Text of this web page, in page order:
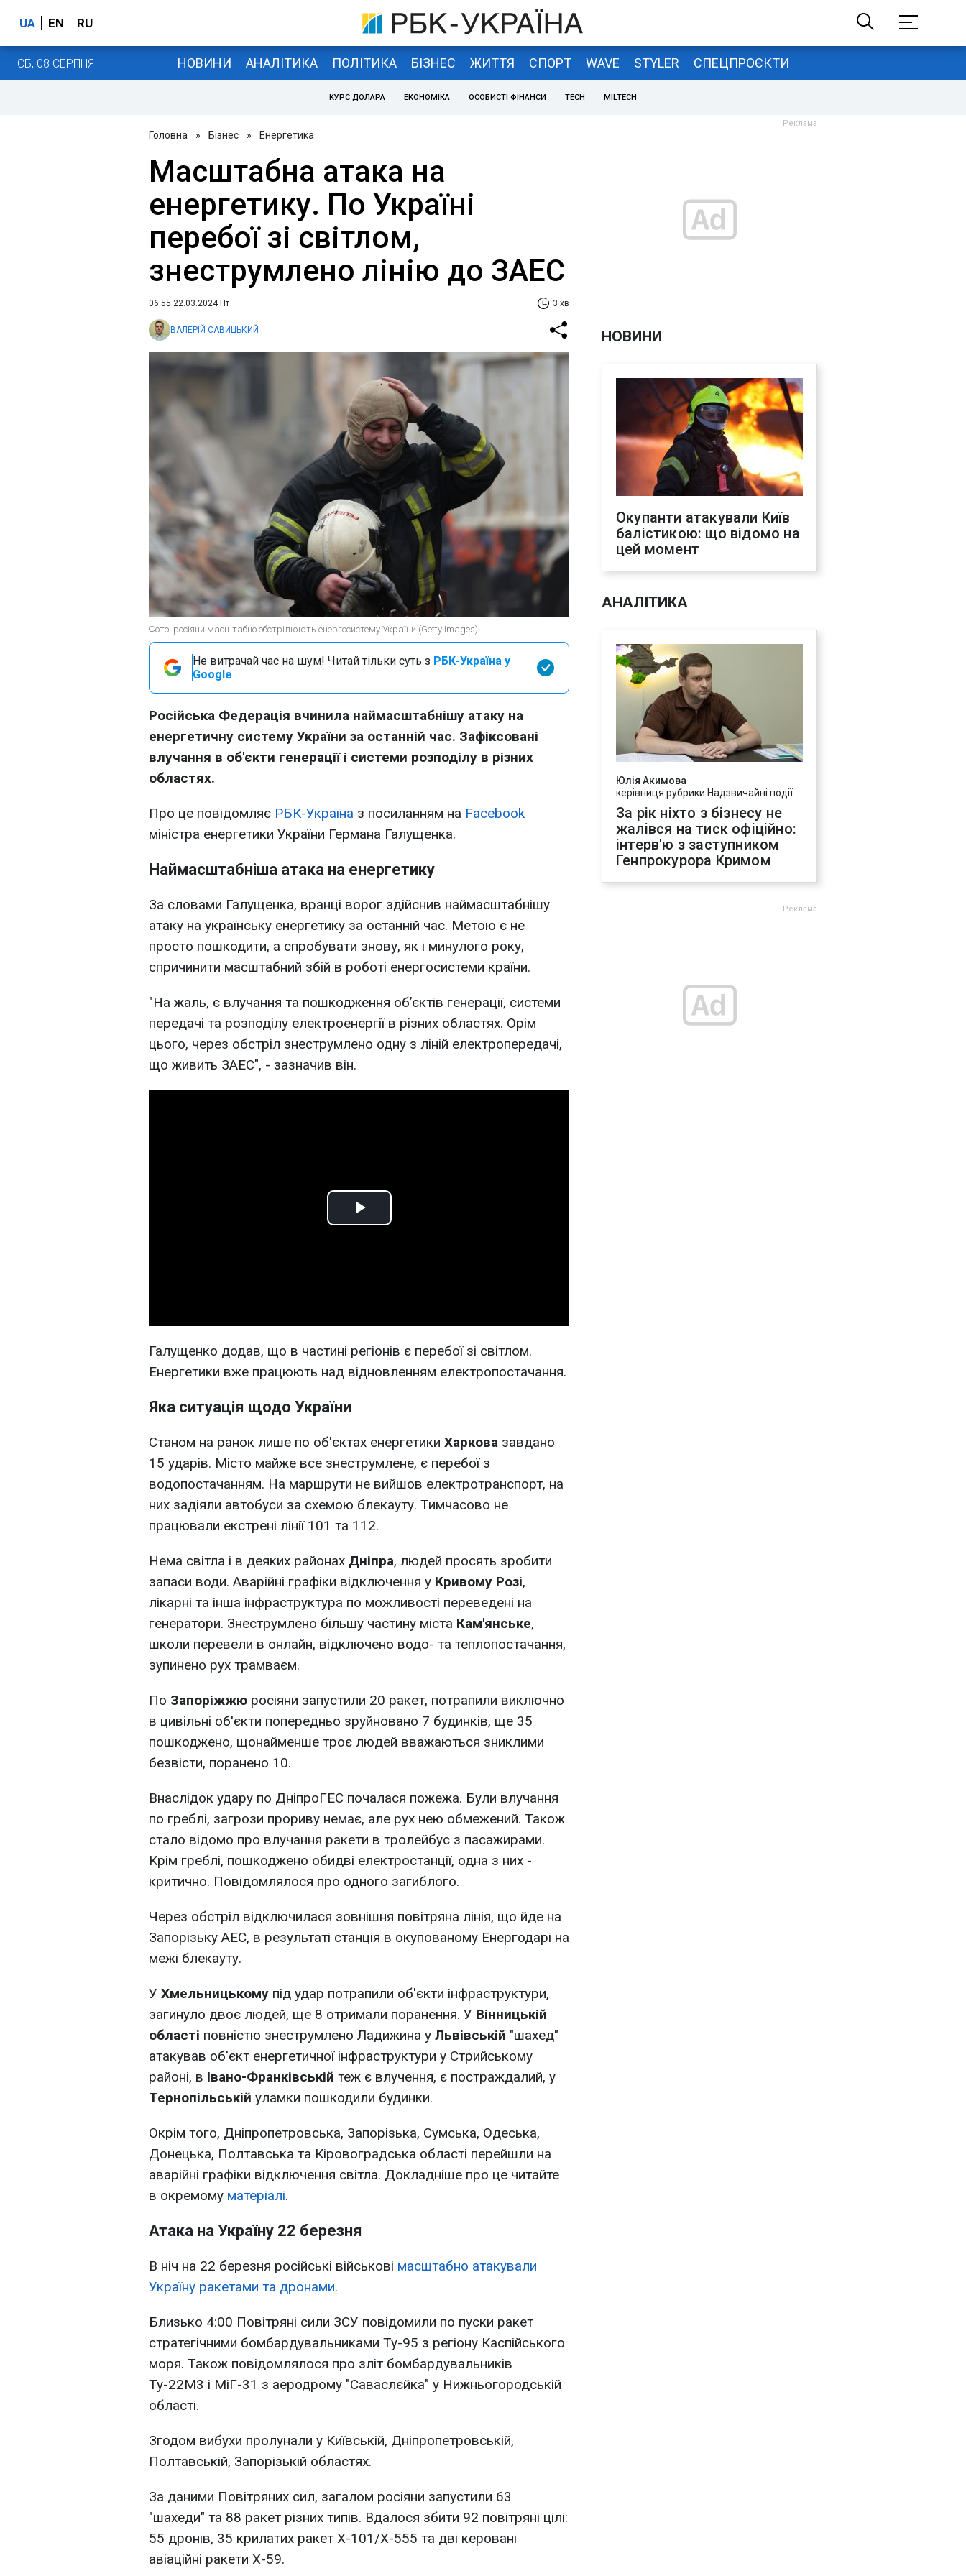
UA EN RU
СБ, 08 СЕРПНЯ НОВИНИ АНАЛІТИКА ПОЛІТИКА БІЗНЕС ЖИТТЯ СПОРТ WAVE STYLER СПЕЦПРОЄКТИ
КУРС ДОЛАРА ЕКОНОМІКА ОСОБИСТІ ФІНАНСИ TECH MILTECH
Головна » Бізнес » Енергетика
Масштабна атака на
енергетику. По Україні
перебої зі світлом,
знеструмлено лінію до ЗАЕС
06:55 22.03.2024 Пт 3 хв
ВАЛЕРІЙ САВИЦЬКИЙ
Фото: росіяни масштабно обстрілюють енергосистему України (Getty Images)
Не витрачай час на шум! Читай тільки суть з РБК-Україна у
Google
Російська Федерація вчинила наймасштабнішу атаку на
енергетичну систему України за останній час. Зафіксовані
влучання в об'єкти генерації і системи розподілу в різних
областях.
Про це повідомляє РБК-Україна з посиланням на Facebook
міністра енергетики України Германа Галущенка.
Наймасштабніша атака на енергетику
За словами Галущенка, вранці ворог здійснив наймасштабнішу
атаку на українську енергетику за останній час. Метою є не
просто пошкодити, а спробувати знову, як і минулого року,
спричинити масштабний збій в роботі енергосистеми країни.
"На жаль, є влучання та пошкодження об’єктів генерації, системи
передачі та розподілу електроенергії в різних областях. Орім
цього, через обстріл знеструмлено одну з ліній електропередачі,
що живить ЗАЕС", - зазначив він.
Play
Галущенко додав, що в частині регіонів є перебої зі світлом.
Енергетики вже працюють над відновленням електропостачання.
Яка ситуація щодо України
Станом на ранок лише по об'єктах енергетики Харкова завдано
15 ударів. Місто майже все знеструмлене, є перебої з
водопостачанням. На маршрути не вийшов електротранспорт, на
них задіяли автобуси за схемою блекауту. Тимчасово не
працювали екстрені лінії 101 та 112.
Нема світла і в деяких районах Дніпра, людей просять зробити
запаси води. Аварійні графіки відключення у Кривому Розі,
лікарні та інша інфраструктура по можливості переведені на
генератори. Знеструмлено більшу частину міста Кам'янське,
школи перевели в онлайн, відключено водо- та теплопостачання,
зупинено рух трамваєм.
По Запоріжжю росіяни запустили 20 ракет, потрапили виключно
в цивільні об'єкти попередньо зруйновано 7 будинків, ще 35
пошкоджено, щонайменше троє людей вважаються зниклими
безвісти, поранено 10.
Внаслідок удару по ДніпроГЕС почалася пожежа. Були влучання
по греблі, загрози прориву немає, але рух нею обмежений. Також
стало відомо про влучання ракети в тролейбус з пасажирами.
Крім греблі, пошкоджено обидві електростанції, одна з них -
критично. Повідомлялося про одного загиблого.
Через обстріл відключилася зовнішня повітряна лінія, що йде на
Запорізьку АЕС, в результаті станція в окупованому Енергодарі на
межі блекауту.
У Хмельницькому під удар потрапили об'єкти інфраструктури,
загинуло двоє людей, ще 8 отримали поранення. У Вінницькій
області повністю знеструмлено Ладижина у Львівській "шахед"
атакував об'єкт енергетичної інфраструктури у Стрийському
районі, в Івано-Франківській теж є влучення, є постраждалий, у
Тернопільській уламки пошкодили будинки.
Окрім того, Дніпропетровська, Запорізька, Сумська, Одеська,
Донецька, Полтавська та Кіровоградська області перейшли на
аварійні графіки відключення світла. Докладніше про це читайте
в окремому матеріалі.
Атака на Україну 22 березня
В ніч на 22 березня російські військові масштабно атакували
Україну ракетами та дронами.
Близько 4:00 Повітряні сили ЗСУ повідомили по пуски ракет
стратегічними бомбардувальниками Ту-95 з регіону Каспійського
моря. Також повідомлялося про зліт бомбардувальників
Ту-22М3 і МіГ-31 з аеродрому "Саваслєйка" у Нижньогородській
області.
Згодом вибухи пролунали у Київській, Дніпропетровській,
Полтавській, Запорізькій областях.
За даними Повітряних сил, загалом росіяни запустили 63
"шахеди" та 88 ракет різних типів. Вдалося збити 92 повітряні цілі:
55 дронів, 35 крилатих ракет Х-101/Х-555 та дві керовані
авіаційні ракети Х-59.
НОВИНИ
Окупанти атакували Київ
балістикою: що відомо на
цей момент
АНАЛІТИКА
Юлія Акимова
керівниця рубрики Надзвичайні події
За рік ніхто з бізнесу не
жалівся на тиск офіційно:
інтерв'ю з заступником
Генпрокурора Кримом